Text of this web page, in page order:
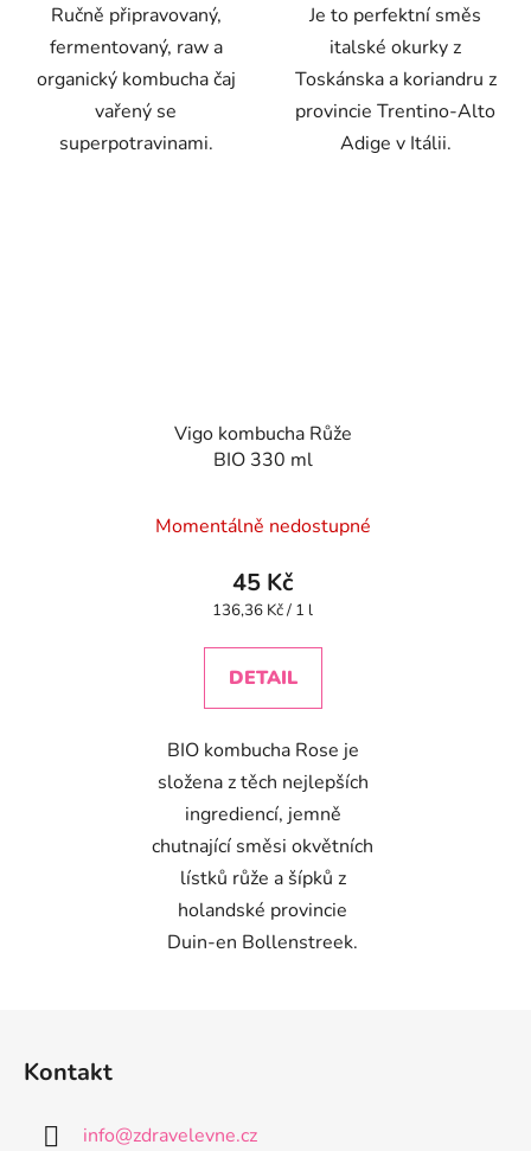
Ručně připravovaný,
fermentovaný, raw a
organický kombucha čaj
vařený se
superpotravinami.
Je to perfektní směs
italské okurky z
Toskánska a koriandru z
provincie Trentino-Alto
Adige v Itálii.
Vigo kombucha Růže
BIO 330 ml
Momentálně nedostupné
45 Kč
Měrná
136,36 Kč / 1 l
DETAIL
BIO kombucha Rose je
složena z těch nejlepších
ingrediencí, jemně
chutnající směsi okvětních
lístků růže a šípků z
holandské provincie
Duin-en Bollenstreek.
Kontakt
info@zdravelevne.cz